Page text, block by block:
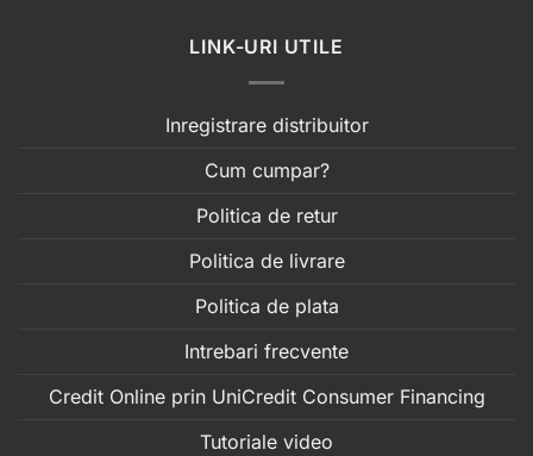
LINK-URI UTILE
Inregistrare distribuitor
Cum cumpar?
Politica de retur
Politica de livrare
Politica de plata
Intrebari frecvente
Credit Online prin UniCredit Consumer Financing
Tutoriale video